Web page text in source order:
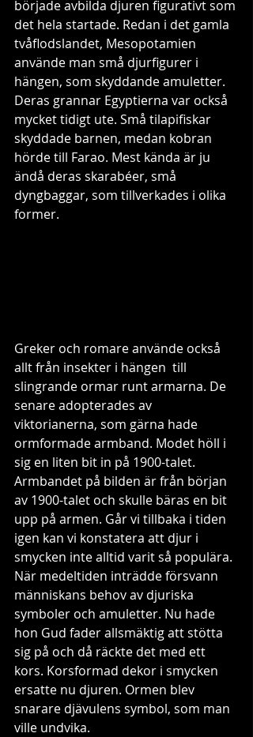
började avbilda djuren figurativt som
det hela startade. Redan i det gamla
tvåflodslandet, Mesopotamien
använde man små djurfigurer i
hängen, som skyddande amuletter.
Deras grannar Egyptierna var också
mycket tidigt ute. Små tilapifiskar
skyddade barnen, medan kobran
hörde till Farao. Mest kända är ju
ändå deras skarabéer, små
dyngbaggar, som tillverkades i olika
former.
Greker och romare använde också
allt från insekter i hängen  till
slingrande ormar runt armarna. De
senare adopterades av
viktorianerna, som gärna hade
ormformade armband. Modet höll i
sig en liten bit in på 1900-talet.
Armbandet på bilden är från början
av 1900-talet och skulle bäras en bit
upp på armen. Går vi tillbaka i tiden
igen kan vi konstatera att djur i
smycken inte alltid varit så populära.
När medeltiden inträdde försvann
människans behov av djuriska
symboler och amuletter. Nu hade
hon Gud fader allsmäktig att stötta
sig på och då räckte det med ett
kors. Korsformad dekor i smycken
ersatte nu djuren. Ormen blev
snarare djävulens symbol, som man
ville undvika.